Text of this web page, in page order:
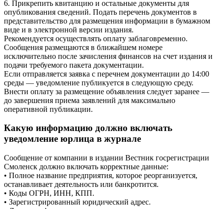
6. Прикрепить квитанцию и остальные документы для
опубликования сведений. Подать перечень документов в
представительство для размещения информации в бумажном
виде и в электронной версии издания.
Рекомендуется осуществлять оплату заблаговременно.
Сообщения размещаются в ближайшем номере
исключительно после зачисления финансов на счет издания и
подачи требуемого пакета документации.
Если отправляется заявка с перечнем документации до 14:00
среды — уведомление публикуется в следующую среду.
Внести оплату за размещение объявления следует заранее —
до завершения приема заявлений для максимально
оперативной публикации.
Какую информацию должно включать
уведомление юрлица в журнале
Сообщение от компании в издании Вестник госрегистрации
Смоленск должно включать корректные данные:
• Полное название предприятия, которое реорганизуется,
останавливает деятельность или банкротится.
• Коды ОГРН, ИНН, КПП.
• Зарегистрированный юридический адрес.